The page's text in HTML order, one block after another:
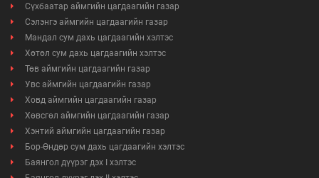
Сүхбаатар аймгийн цагдаагийн газар
Сэлэнгэ аймгийн цагдаагийн газар
Мандал сум дахь цагдаагийн хэлтэс
Хөтөл сум дахь цагдаагийн хэлтэс
Төв аймгийн цагдаагийн газар
Увс аймгийн цагдаагийн газар
Ховд аймгийн цагдаагийн газар
Хөвсгөл аймгийн цагдаагийн газар
Хэнтий аймгийн цагдаагийн газар
Бор-Өндөр сум дахь цагдаагийн хэлтэс
Баянгол дүүрэг дэх I хэлтэс